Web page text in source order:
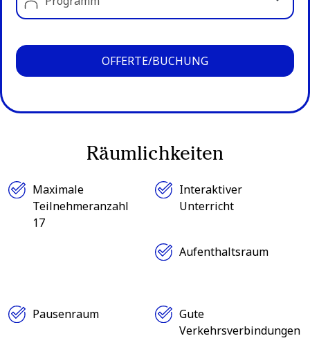
OFFERTE/BUCHUNG
Räumlichkeiten
Maximale
Teilnehmeranzahl
17
Interaktiver
Unterricht
Aufenthaltsraum
Pausenraum
Gute
Verkehrsverbindungen